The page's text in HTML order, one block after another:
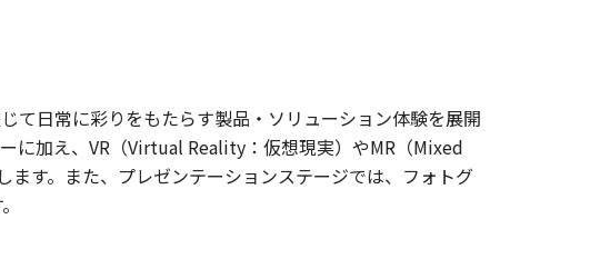
て日常に彩りをもたらす製品・ソリューション体験を展開
に加え、VR（Virtual Reality：仮想現実）やMR（Mixed
す。また、プレゼンテーションステージでは、フォトグ